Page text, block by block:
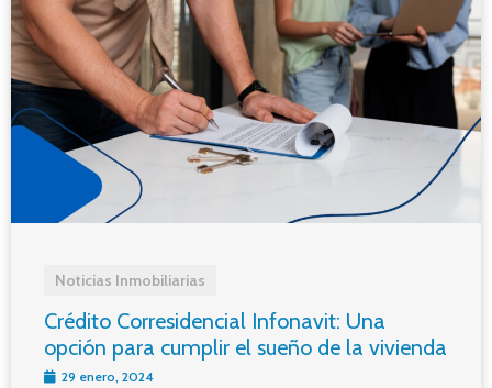
Noticias Inmobiliarias
Crédito Corresidencial Infonavit: Una
opción para cumplir el sueño de la vivienda
29 enero, 2024